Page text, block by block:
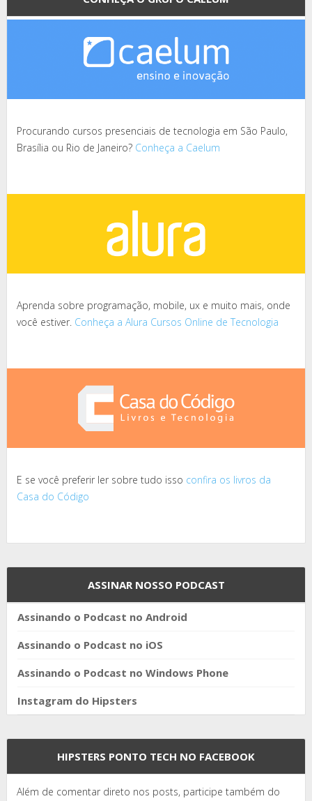
Procurando cursos presenciais de tecnologia em São Paulo,
Brasília ou Rio de Janeiro? Conheça a Caelum
Aprenda sobre programação, mobile, ux e muito mais, onde
você estiver. Conheça a Alura Cursos Online de Tecnologia
E se você preferir ler sobre tudo isso confira os livros da
Casa do Código
ASSINAR NOSSO PODCAST
Assinando o Podcast no Android
Assinando o Podcast no iOS
Assinando o Podcast no Windows Phone
Instagram do Hipsters
HIPSTERS PONTO TECH NO FACEBOOK
Além de comentar direto nos posts, participe também do